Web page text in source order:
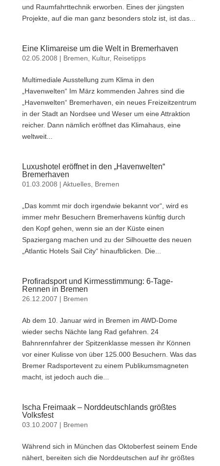
und Raumfahrttechnik erworben. Eines der jüngsten
Projekte, auf die man ganz besonders stolz ist, ist das...
Eine Klimareise um die Welt in Bremerhaven
02.05.2008 | Bremen Kultur, Reisetipps
Multimediale Ausstellung zum Klima in den
„Havenwelten“ Im März kommenden Jahres sind die
„Havenwelten“ Bremerhaven, ein neues Freizeitzentrum
in der Stadt an Nordsee und Weser um eine Attraktion
reicher. Dann nämlich eröffnet das Klimahaus, eine
weltweit...
Luxushotel eröffnet in den „Havenwelten“
Bremerhaven
01.03.2008 | Aktuelles, Bremen
„Das kommt mir doch irgendwie bekannt vor“, wird es
immer mehr Besuchern Bremerhavens künftig durch
den Kopf gehen, wenn sie an der Küste einen
Spaziergang machen und zu der Silhouette des neuen
„Atlantic Hotels Sail City“ hinaufblicken. Die...
Profiradsport und Kirmesstimmung: 6-Tage-
Rennen in Bremen
26.12.2007 | Bremen
Ab dem 10. Januar wird in Bremen im AWD-Dome
wieder sechs Nächte lang Rad gefahren. 24
Bahnrennfahrer der Spitzenklasse messen ihr Können
vor einer Kulisse von über 125.000 Besuchern. Was das
Bremer Radsportevent zu einem Publikumsmagneten
macht, ist jedoch auch die...
Ischa Freimaak – Norddeutschlands größtes
Volksfest
03.10.2007 | Bremen
Während sich in München das Oktoberfest seinem Ende
nähert, bereiten sich die Norddeutschen auf ihr größtes